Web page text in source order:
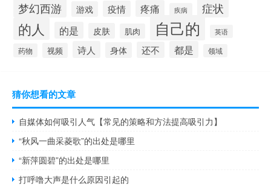
梦幻西游 游戏 疫情 疼痛 疾病 症状
的人 的是 皮肤 肌肉 自己的 英语
药物 视频 诗人 身体 还不 都是 领域
猜你想看的文章
自媒体如何吸引人气【常见的策略和方法提高吸引力】
“秋风一曲采菱歌”的出处是哪里
“新萍圆碧”的出处是哪里
打呼噜大声是什么原因引起的